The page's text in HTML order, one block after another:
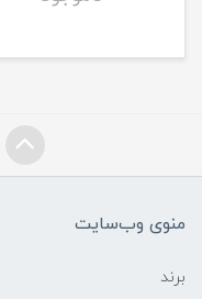
منوی وب‌سایت
برند